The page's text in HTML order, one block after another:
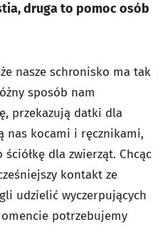
druga to pomoc osób
nasze schronisko ma tak
sposób nam
przekazują datki dla
nas kocami i ręcznikami,
dla zwierząt. Chcąc
kontakt ze
udzielić wyczerpujących
potrzebujemy